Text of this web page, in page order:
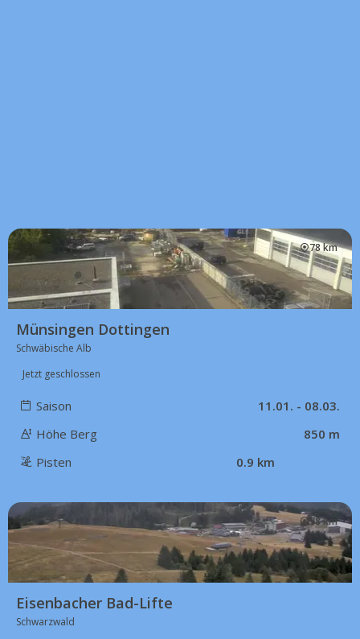
78 km
Münsingen Dottingen
Schwäbische Alb
Jetzt geschlossen
Saison
11.01. - 08.03.
Höhe Berg
850 m
Pisten
0.9 km
78 km
Eisenbacher Bad-Lifte
Schwarzwald